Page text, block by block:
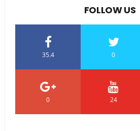
FOLLOW US
35.4 0
0 24